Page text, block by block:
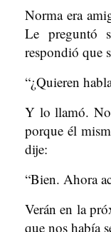
Norma era
Le preguntó
respondió que
“¿Quieren
Y lo llamó.
porque él
dije:
“Bien. Ahora
Verán en la
que nos había